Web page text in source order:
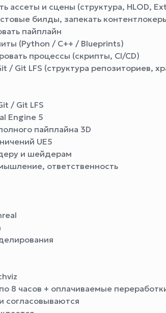
ассеты и сцены (структура, HLOD,
билды, запекать
пайплайн
(Python / C++ / Blueprints)
процессы (скрипты, CI/CD)
/ Git LFS (структура репозиториев,
/ Git LFS
Engine 5
пайплайна 3D
UE5
и шейдерам
ответственность
8 часов + оплачиваемые
согласовываются